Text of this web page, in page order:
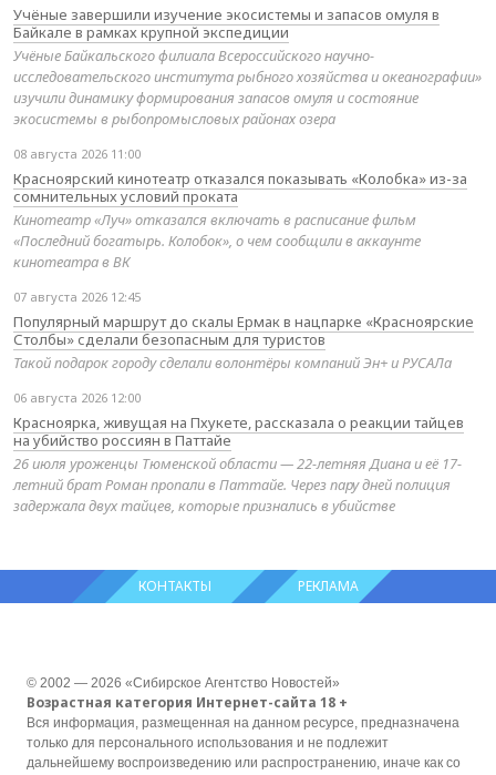
Учёные завершили изучение экосистемы и запасов омуля в
Байкале в рамках крупной экспедиции
Учёные Байкальского филиала Всероссийского научно-
исследовательского института рыбного хозяйства и океанографии»
изучили динамику формирования запасов омуля и состояние
экосистемы в рыбопромысловых районах озера
08 августа 2026 11:00
Красноярский кинотеатр отказался показывать «Колобка» из-за
сомнительных условий проката
Кинотеатр «Луч» отказался включать в расписание фильм
«Последний богатырь. Колобок», о чем сообщили в аккаунте
кинотеатра в ВК
07 августа 2026 12:45
Популярный маршрут до скалы Ермак в нацпарке «Красноярские
Столбы» сделали безопасным для туристов
Такой подарок городу сделали волонтёры компаний Эн+ и РУСАЛа
06 августа 2026 12:00
Красноярка, живущая на Пхукете, рассказала о реакции тайцев
на убийство россиян в Паттайе
26 июля уроженцы Тюменской области — 22-летняя Диана и её 17-
летний брат Роман пропали в Паттайе. Через пару дней полиция
задержала двух тайцев, которые признались в убийстве
КОНТАКТЫ РЕКЛАМА
© 2002 — 2026 «Сибирское Агентство Новостей»
Возрастная категория Интернет-сайта 18 +
Вся информация, размещенная на данном ресурсе, предназначена
только для персонального использования и не подлежит
дальнейшему воспроизведению или распространению, иначе как со